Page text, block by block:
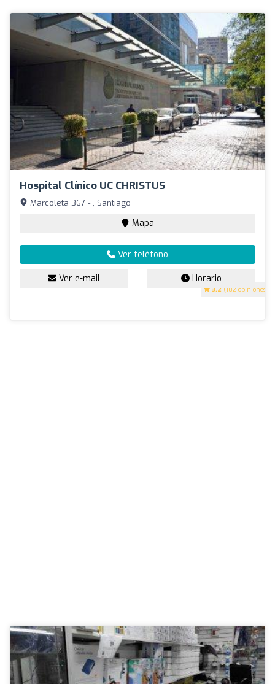
Hospital Clínico UC CHRISTUS
3.2 (102 opiniones)
Marcoleta 367 - , Santiago
Mapa
Ver teléfono
Ver e-mail Horario